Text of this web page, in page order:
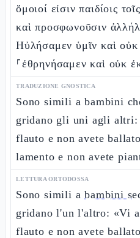
ὅμοιοί εἰσιν παιδίοις
καὶ προσφωνοῦσιν
Ηὐλήσαμεν ὑμῖν καὶ
⸀ἐθρηνήσαμεν καὶ οὐκ
TRADUZIONE GNOSTICA
Sono simili a bambini
gridano gli uni agli altri:
flauto e non avete
lamento e non avete
LETTURA ORTODOSSA
Sono simili abambini
gridano l'un l'altro: «Vi
flauto e non avete